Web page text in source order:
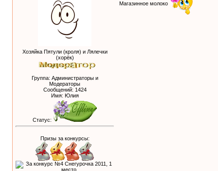
Хозяйка Пятули (кроля) и Лялечки
(хорёк)
Группа: Администраторы и
Модераторы
Сообщений: 1424
Имя: Юлия
Статус:
Призы за конкурсы:
Магазинное молоко